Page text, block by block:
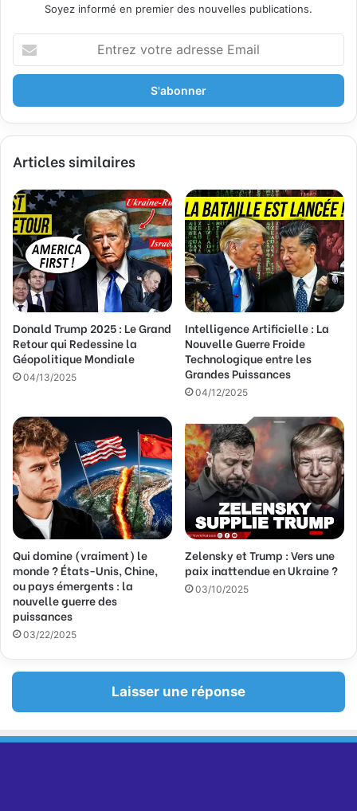
Soyez informé en premier des nouvelles publications.
t
e
z
o
r
e
a
d
r
e
s
s
e
E
m
a
Articles similaires
Donald Trump 2025 : Le Grand
Retour qui Redessine la
Géopolitique Mondiale
04/13/2025
Intelligence Artificielle : La
Nouvelle Guerre Froide
Technologique entre les
Grandes Puissances
04/12/2025
Qui domine (vraiment) le
monde ? États-Unis, Chine,
ou pays émergents : la
nouvelle guerre des
puissances
03/22/2025
Zelensky et Trump : Vers une
paix inattendue en Ukraine ?
03/10/2025
Laisser une réponse